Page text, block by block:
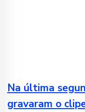
Na última
gravaram o